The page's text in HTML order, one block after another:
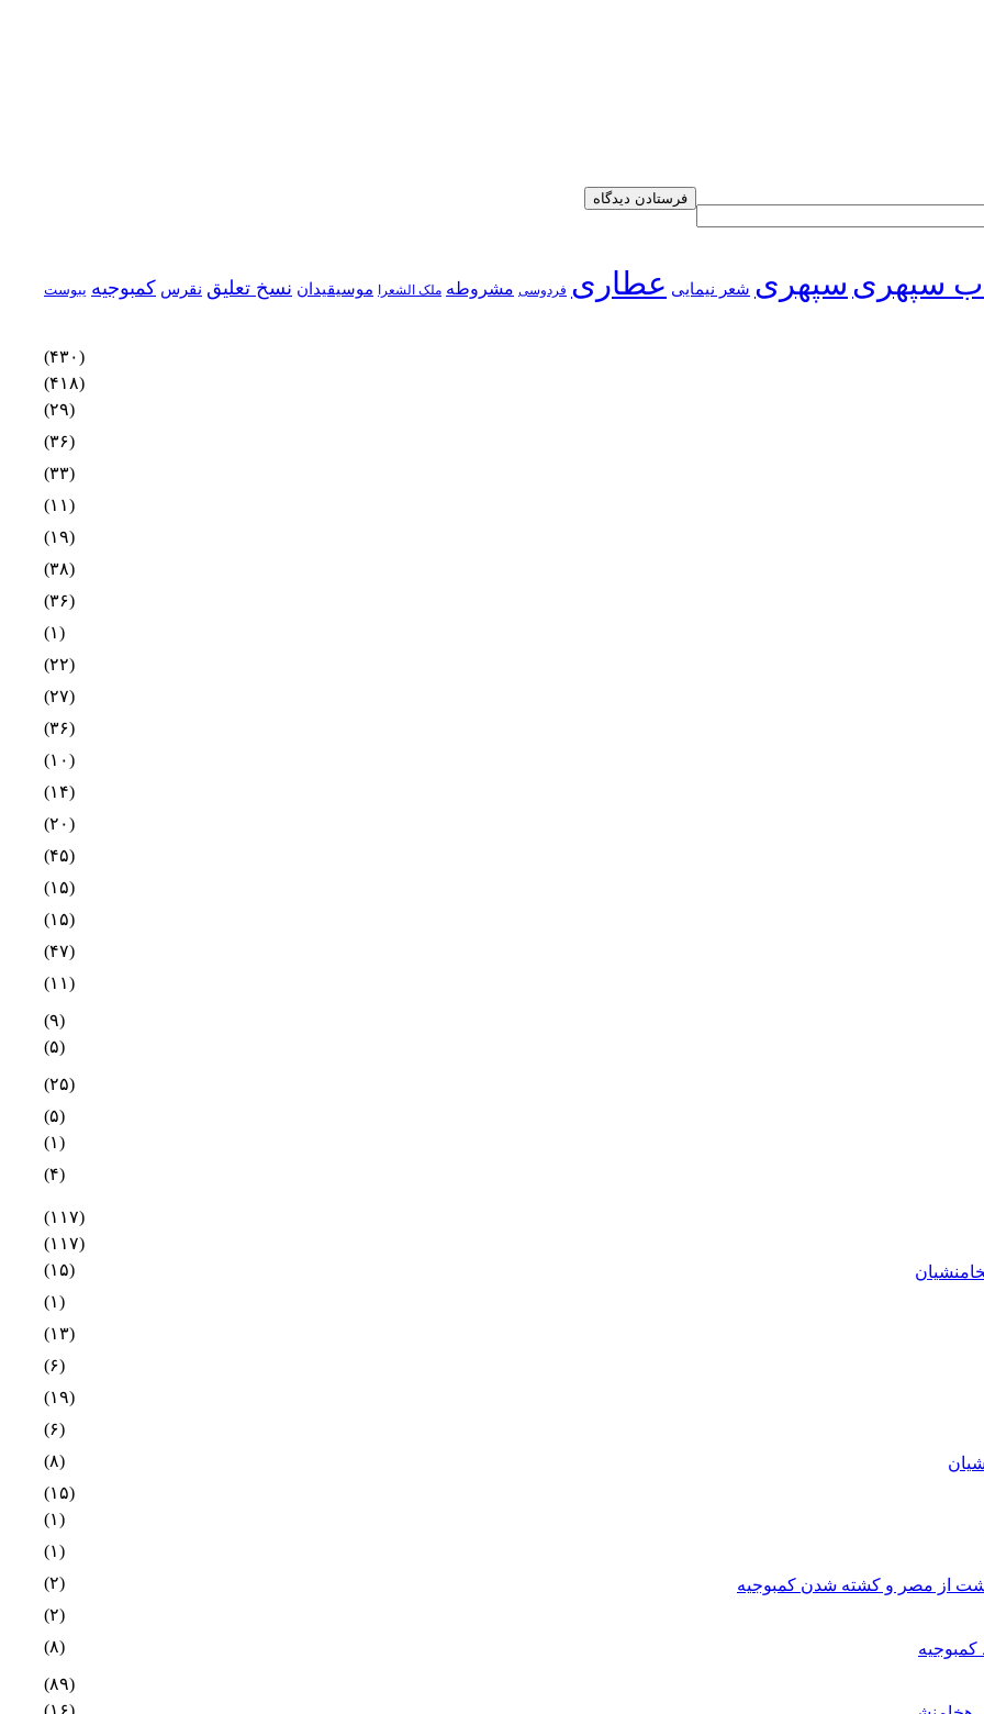
سپهری سپهری شعر نیمایی عطاری فردوسی مشروطه ملک الشعرا موسیقیدان نسخ تعلیق نقرس کمبوجیه یبوست
(۴۳۰)
(۴۱۸)
(۲۹)
(۳۶)
(۳۳)
(۱۱)
(۱۹)
(۳۸)
(۳۶)
(۱)
(۲۲)
(۲۷)
(۳۶)
(۱۰)
(۱۴)
(۲۰)
(۴۵)
(۱۵)
(۱۵)
(۴۷)
(۱۱)
(۹)
(۵)
(۲۵)
(۵)
(۱)
(۴)
(۱۱۷)
(۱۱۷)
(۱۵)
(۱)
(۱۳)
(۶)
(۱۹)
(۶)
(۸)
(۱۵)
(۱)
(۱)
از مصر و کشته شدن کمبوجیه
(۲)
(۲)
(۸)
(۸۹)